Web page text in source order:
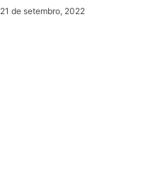
21 de setembro, 2022